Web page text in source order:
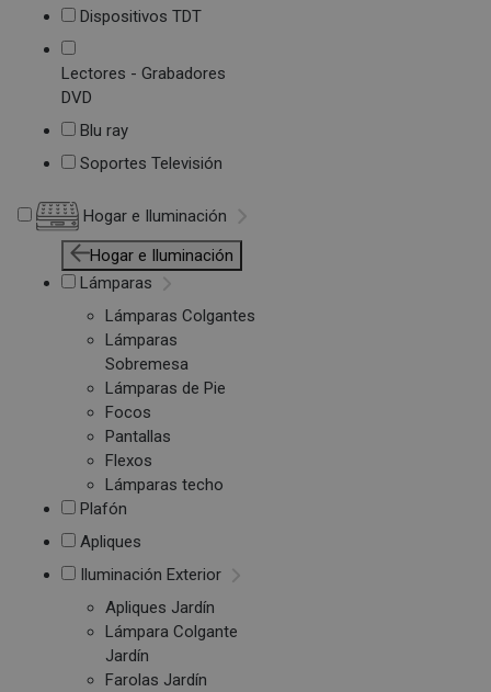
Dispositivos TDT
Lectores - Grabadores
DVD
Blu ray
Soportes Televisión
Hogar e Iluminación
Hogar e Iluminación
Lámparas
Lámparas Colgantes
Lámparas
Sobremesa
Lámparas de Pie
Focos
Pantallas
Flexos
Lámparas techo
Plafón
Apliques
Iluminación Exterior
Apliques Jardín
Lámpara Colgante
Jardín
Farolas Jardín